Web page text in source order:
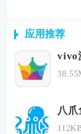
应用推荐